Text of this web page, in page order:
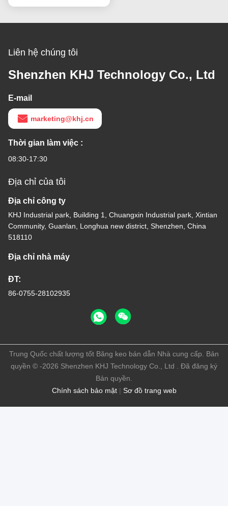
Liên hệ chúng tôi
Shenzhen KHJ Technology Co., Ltd
E-mail
marketing@khj.cn
Thời gian làm việc :
08:30-17:30
Địa chỉ của tôi
Địa chỉ công ty
KHJ Industrial park, Building 1, Chuangxin Industrial park, Xintian
Community, Guanlan, Longhua new district, Shenzhen, China
518110
Địa chỉ nhà máy
ĐT:
86-0755-28102935
Chính sách bảo mật| Sơ đồ trang web
Trung Quốc chất lượng tốt Băng keo bán dẫn Nhà cung cấp. Bản
quyền © -2026 Shenzhen KHJ Technology Co., Ltd . Đã đăng ký
Bản quyền.